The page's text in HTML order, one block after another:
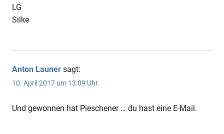
LG
Silke
Anton Launer sagt:
10. April 2017 um 13:09 Uhr
Und gewonnen hat Pieschener … du hast eine E-Mail.